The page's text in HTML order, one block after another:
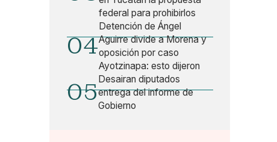
federal para prohibirlos
04
Detención de Ángel
Aguirre divide a Morena y
oposición por caso
Ayotzinapa: esto dijeron
05Desairan diputados
entrega del informe de
Gobierno